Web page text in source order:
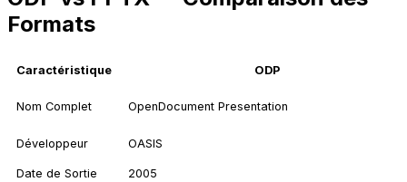
Formats
Caractéristique ODP
Nom Complet OpenDocument Presentation
Développeur OASIS
Date de Sortie 2005